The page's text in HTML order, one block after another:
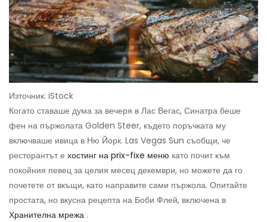
Източник: iStock
Когато ставаше дума за вечеря в Лас Вегас, Синатра беше
фен на пържолата Golden Steer, където поръчката му
включваше ивица в Ню Йорк. Las Vegas Sun съобщи, че
ресторантът е хостинг на prix-fixe меню като почит към
покойния певец за целия месец декември, но можете да го
почетете от вкъщи, като направите сами пържола. Опитайте
простата, но вкусна рецепта на Боби Флей, включена в
Хранителна мрежа .